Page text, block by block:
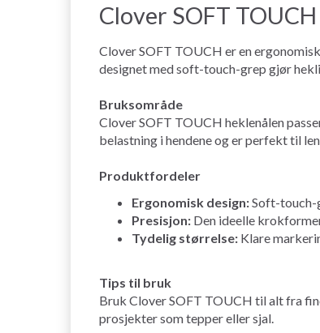
Clover SOFT
Clover SOFT TOUCH er en
designet med soft-touch-grep gjør
Bruksområde
Clover SOFT TOUCH heklenålen
belastning i hendene og er perfekt til
Produktfordeler
Ergonomisk design:Soft-touch-
Presisjon: Den ideelle
Tydelig størrelse: Klare
Tips til bruk
Bruk Clover SOFT TOUCH til alt fra
prosjekter som tepper eller sjal.